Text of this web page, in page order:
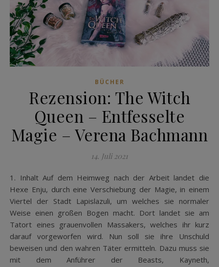
BÜCHER
Rezension: The Witch
Queen – Entfesselte
Magie – Verena Bachmann
14. Juli 2021
1. Inhalt Auf dem Heimweg nach der Arbeit landet die
Hexe Enju, durch eine Verschiebung der Magie, in einem
Viertel der Stadt Lapislazuli, um welches sie normaler
Weise einen großen Bogen macht. Dort landet sie am
Tatort eines grauenvollen Massakers, welches ihr kurz
darauf vorgeworfen wird. Nun soll sie ihre Unschuld
beweisen und den wahren Täter ermitteln. Dazu muss sie
mit dem Anführer der Beasts, Kayneth,